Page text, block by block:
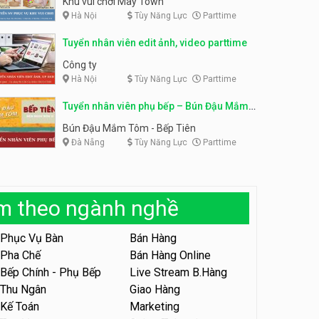
bàn parttime
Tuyển nhân viên tư vấn bán
Shop mỹ phẩm
Tuyển nhân viên bán hàng,
KIBO KIDS
Tuyển nhân viên edit ảnh,
Tuyển nhân viên tiếp thực,
phục vụ bàn
Nhà hàng Phủi Quán
Tuyển nhân viên phục vụ ca
tối – quán kem dừa
Quán kem dừa
Hà Nội Tùy Năng Lực Parttime
Tuyển nhân viên edit ảnh, video parttime
Công ty
Hà Nội Tùy Năng Lực Parttime
Tuyển nhân viên phụ bếp – Bún Đậu Mắm
Tôm – Bếp Tiên
Bún Đậu Mắm Tôm - Bếp Tiên
Đà Nẵng Tùy Năng Lực Parttime
theo ngành nghề
Phục Vụ Bàn
Bán Hàng
Pha Chế
Bán Hàng Online
Bếp Chính - Phụ Bếp
Live Stream B.Hàng
Thu Ngân
Giao Hàng
Kế Toán
Marketing